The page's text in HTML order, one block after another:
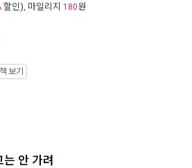
할인), 마일리지 180원
보기
안 가려